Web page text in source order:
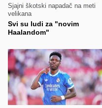
Sjajni škotski napadač na meti
velikana
Svi su ludi za "novim
Haalandom"